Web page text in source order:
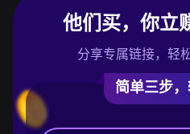
他们买，你立
分享专属链接，轻
简单三步